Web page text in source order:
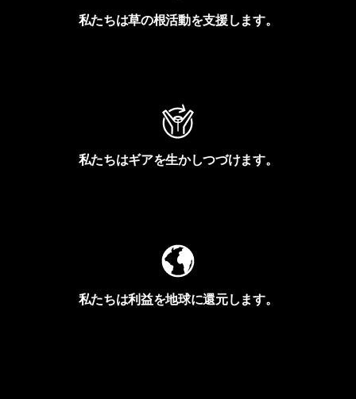
私たちは草の根活動を支援します。
私たちはギアを生かしつづけます。
私たちは利益を地球に還元します。